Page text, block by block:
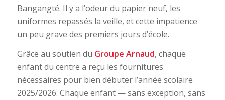
Bangangté. Il y a l’odeur du papier neuf, les
uniformes repassés la veille, et cette impatience
un peu grave des premiers jours d’école.
Grâce au soutien du Groupe Arnaud, chaque
enfant du centre a reçu les fournitures
nécessaires pour bien débuter l’année scolaire
2025/2026. Chaque enfant — sans exception, sans